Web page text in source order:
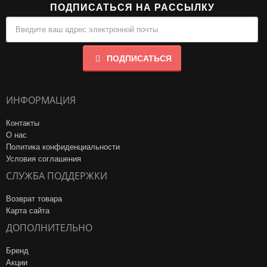
ПОДПИСАТЬСЯ НА РАССЫЛКУ
ПОДПИСАТЬСЯ
ИНФОРМАЦИЯ
Контакты
О нас
Политика конфиденциальности
Условия соглашения
СЛУЖБА ПОДДЕРЖКИ
Возврат товара
Карта сайта
ДОПОЛНИТЕЛЬНО
Бренд
Акции